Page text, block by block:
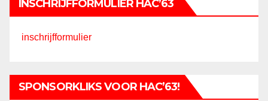
INSCHRIJFFORMULIER HAC’63
inschrijfformulier
SPONSORKLIKS VOOR HAC’63!